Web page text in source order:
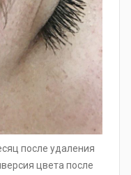
после удаления
цвета после